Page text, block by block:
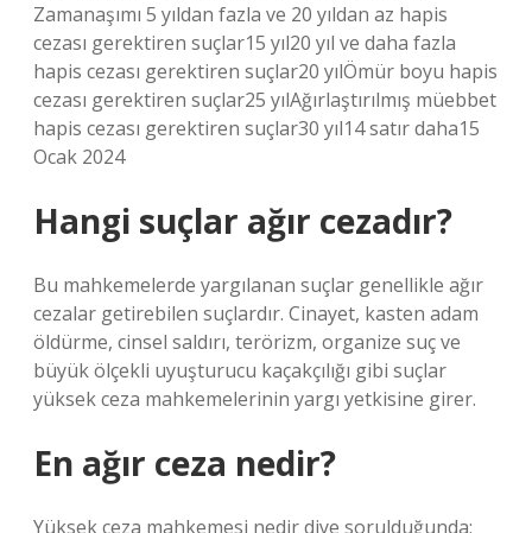
Zamanaşımı 5 yıldan fazla ve 20 yıldan az hapis
cezası gerektiren suçlar15 yıl20 yıl ve daha fazla
hapis cezası gerektiren suçlar20 yılÖmür boyu hapis
cezası gerektiren suçlar25 yılAğırlaştırılmış müebbet
hapis cezası gerektiren suçlar30 yıl14 satır daha15
Ocak 2024
Hangi suçlar ağır cezadır?
Bu mahkemelerde yargılanan suçlar genellikle ağır
cezalar getirebilen suçlardır. Cinayet, kasten adam
öldürme, cinsel saldırı, terörizm, organize suç ve
büyük ölçekli uyuşturucu kaçakçılığı gibi suçlar
yüksek ceza mahkemelerinin yargı yetkisine girer.
En ağır ceza nedir?
Yüksek ceza mahkemesi nedir diye sorulduğunda;